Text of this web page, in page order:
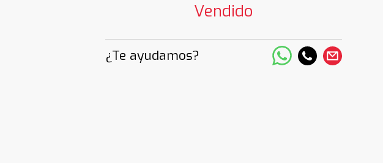
Vendido
¿Te ayudamos?